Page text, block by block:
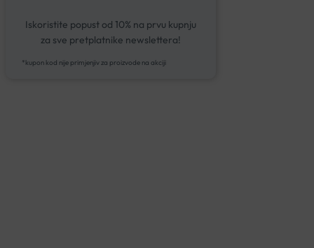
Iskoristite popust od 10% na prvu kupnju
za sve pretplatnike newslettera!
*kupon kod nije primjenjiv za proizvode na akciji